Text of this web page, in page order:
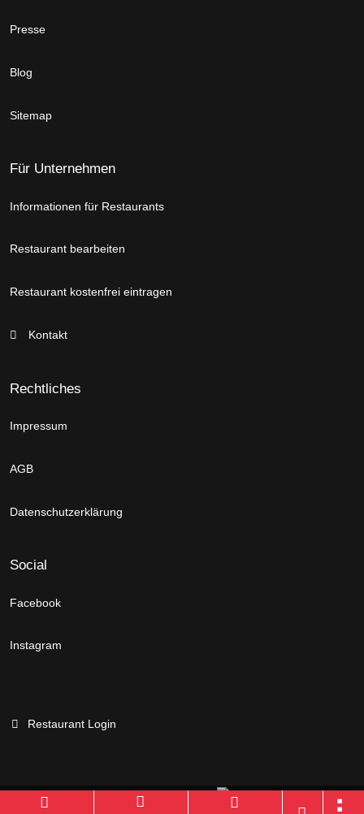
Presse
Blog
Sitemap
Für Unternehmen
Informationen für Restaurants
Restaurant bearbeiten
Restaurant kostenfrei eintragen
Kontakt
Rechtliches
Impressum
AGB
Datenschutzerklärung
Social
Facebook
Instagram
Restaurant Login
Branchenportal Software made in Germany